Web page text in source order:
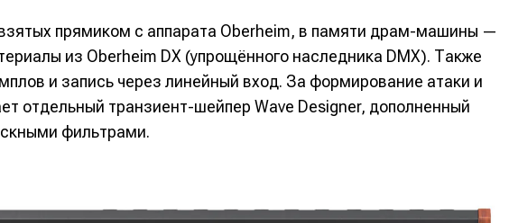
Написание
Исполнение
Инструменты
Написание
Исполнение
Инструменты
прямиком с аппарата Oberheim, в памяти драм-машины —
из Oberheim DX (упрощённого наследника DMX). Также
и запись через линейный вход. За формирование атаки и
отдельный транзиент-шейпер Wave Designer, дополненный
фильтрами.